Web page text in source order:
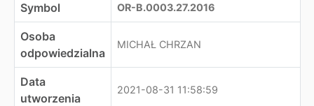
Symbol OR-B.0003.27.2016
Osoba
odpowiedzialna
MICHAŁ CHRZAN
Data
utworzenia
2021-08-31 11:58:59